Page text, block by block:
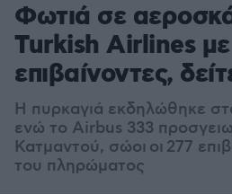
Φωτιά σε
Turkish Airlines
επιβαίνοντες,
H πυρκαγιά εκδηλώθηκε
ενώ το Airbus 333
Κατμαντού, σώοι οι 277
του πληρώματος